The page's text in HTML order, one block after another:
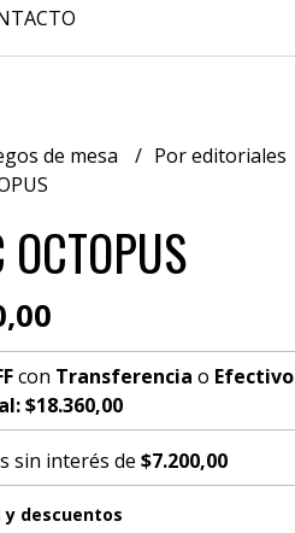
de mesa Por editoriales
con Transferencia o Efectivo
$18.360,00
sin interés de $7.200,00
y descuentos